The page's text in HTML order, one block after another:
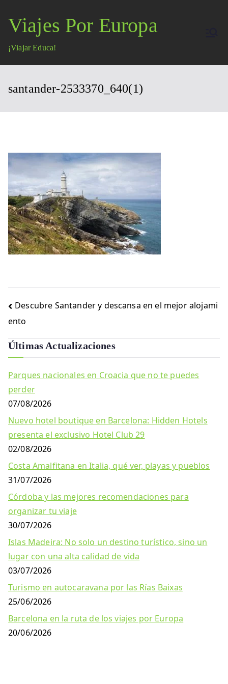
contenido
Viajes Por Europa
¡Viajar Educa!
santander-2533370_640(1)
Navegación
de
entradas
Descubre Santander y descansa en el mejor alojami
ento
Últimas Actualizaciones
Parques nacionales en Croacia que no te puedes
perder
07/08/2026
Nuevo hotel boutique en Barcelona: Hidden Hotels
presenta el exclusivo Hotel Club 29
02/08/2026
Costa Amalfitana en Italia, qué ver, playas y pueblos
31/07/2026
Córdoba y las mejores recomendaciones para
organizar tu viaje
30/07/2026
Islas Madeira: No solo un destino turístico, sino un
lugar con una alta calidad de vida
03/07/2026
Turismo en autocaravana por las Rías Baixas
25/06/2026
Barcelona en la ruta de los viajes por Europa
20/06/2026